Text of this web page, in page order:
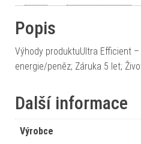
Popis
Výhody produktuUltra Efficient
energie/peněz; Záruka 5 let;
Další informace
Výrobce